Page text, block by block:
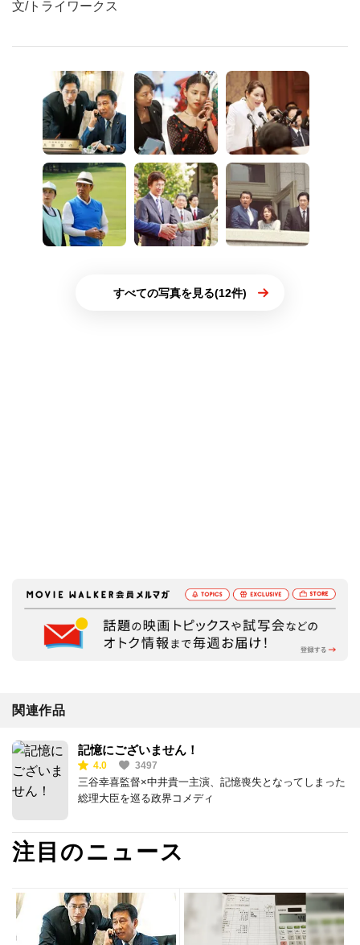
文/トライワークス
すべての写真を見る(12件)
関連作品
記憶にございません！
4.0 3497
三谷幸喜監督×中井貴一主演、記憶喪失となってしまった
総理大臣を巡る政界コメディ
注目のニュース